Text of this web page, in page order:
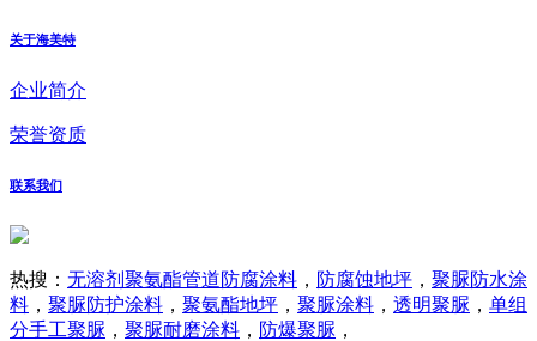
关于海美特
企业简介
荣誉资质
联系我们
热搜： 无溶剂聚氨酯管道防腐涂料 ， 防腐蚀地坪 ， 聚脲防水涂
料 ， 聚脲防护涂料 ， 聚氨酯地坪 ， 聚脲涂料 ， 透明聚脲 ， 单组
分手工聚脲 ， 聚脲耐磨涂料 ， 防爆聚脲 ，